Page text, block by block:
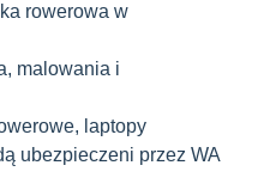
rowerowa w
malowania i
laptopy
ubezpieczeni przez WA